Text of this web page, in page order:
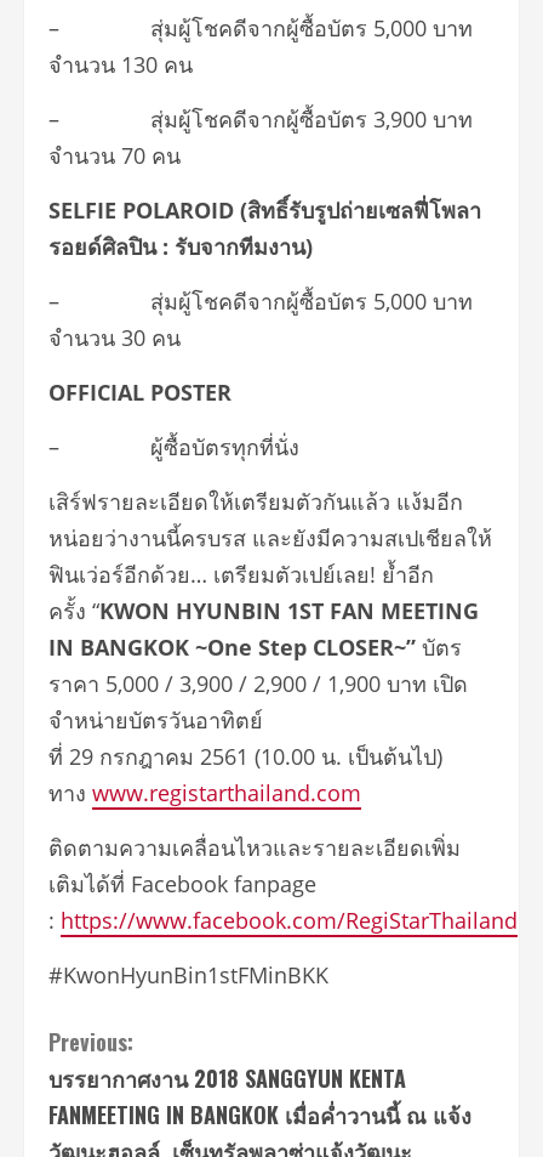
– สุ่มผู้โชคดีจากผู้ซื้อบัตร 5,000 บาท
จำนวน 130 คน
– สุ่มผู้โชคดีจากผู้ซื้อบัตร 3,900 บาท
จำนวน 70 คน
SELFIE POLAROID (สิทธิ์รับรูปถ่ายเซลฟี่โพลา
รอยด์ศิลปิน : รับจากทีมงาน)
– สุ่มผู้โชคดีจากผู้ซื้อบัตร 5,000 บาท
จำนวน 30 คน
OFFICIAL POSTER
– ผู้ซื้อบัตรทุกที่นั่ง
เสิร์ฟรายละเอียดให้เตรียมตัวกันแล้ว แง้มอีก
หน่อยว่างานนี้ครบรส และยังมีความสเปเชียลให้
ฟินเว่อร์อีกด้วย… เตรียมตัวเปย์เลย! ย้ำอีก
ครั้ง “KWON HYUNBIN 1ST FAN MEETING
IN BANGKOK ~One Step CLOSER~” บัตร
ราคา 5,000 / 3,900 / 2,900 / 1,900 บาท เปิด
จำหน่ายบัตรวันอาทิตย์
ที่ 29 กรกฎาคม 2561 (10.00 น. เป็นต้นไป)
ทาง www.registarthailand.com
ติดตามความเคลื่อนไหวและรายละเอียดเพิ่ม
เติมได้ที่ Facebook fanpage
: https://www.facebook.com/RegiStarThailand
#KwonHyunBin1stFMinBKK
Continue
Reading
Previous:
บรรยากาศงาน 2018 SANGGYUN KENTA
FANMEETING IN BANGKOK เมื่อค่ำวานนี้ ณ แจ้ง
วัฒนะฮอลล์, เซ็นทรัลพลาซ่าแจ้งวัฒนะ